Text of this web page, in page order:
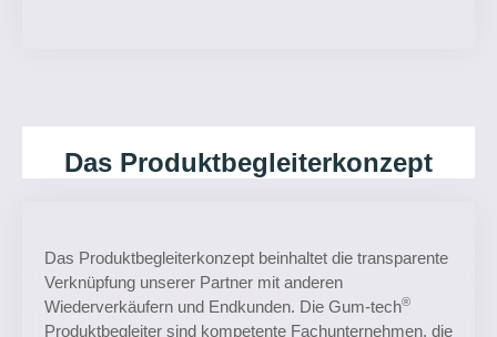
Das Produktbegleiterkonzept
Das Produktbegleiterkonzept beinhaltet die transparente
Verknüpfung unserer Partner mit anderen
Wiederverkäufern und Endkunden. Die Gum-tech®
Produktbegleiter sind kompetente Fachunternehmen, die